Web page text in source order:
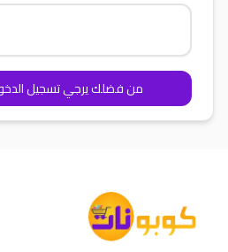
من فضلك يرجي تسجيل